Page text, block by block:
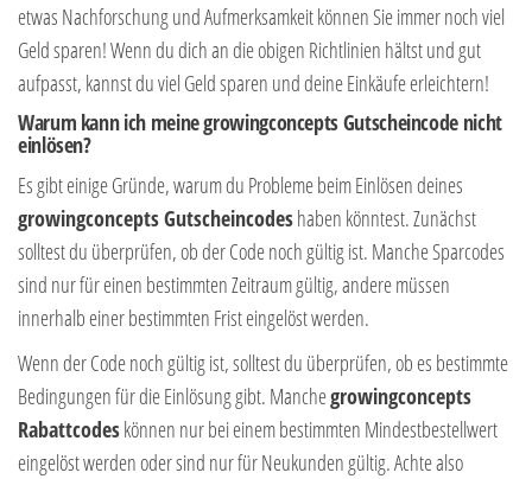
etwas Nachforschung und Aufmerksamkeit können Sie immer noch viel
Geld sparen! Wenn du dich an die obigen Richtlinien hältst und gut
aufpasst, kannst du viel Geld sparen und deine Einkäufe erleichtern!
Warum kann ich meine growingconcepts Gutscheincode nicht
einlösen?
Es gibt einige Gründe, warum du Probleme beim Einlösen deines
growingconcepts Gutscheincodeshaben könntest. Zunächst
solltest du überprüfen, ob der Code noch gültig ist. Manche Sparcodes
sind nur für einen bestimmten Zeitraum gültig, andere müssen
innerhalb einer bestimmten Frist eingelöst werden.
Wenn der Code noch gültig ist, solltest du überprüfen, ob es bestimmte
Bedingungen für die Einlösung gibt. Manchegrowingconcepts
Rabattcodeskönnen nur bei einem bestimmten Mindestbestellwert
eingelöst werden oder sind nur für Neukunden gültig. Achte also